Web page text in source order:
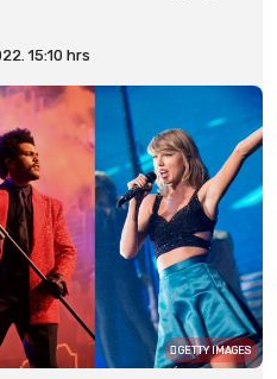
15:10 hrs
GETTY IMAGES